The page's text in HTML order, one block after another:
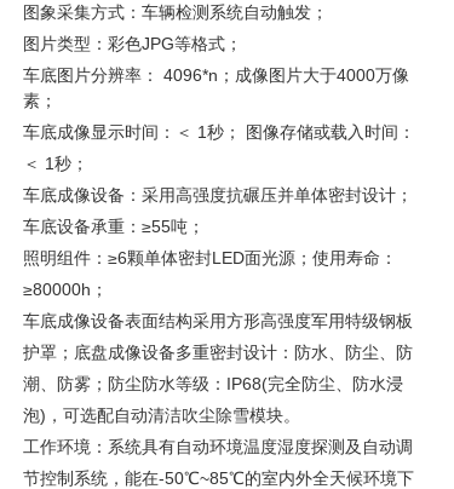
图象采集方式：车辆检测系统自动触发；
图片类型：彩色JPG等格式；
车底图片分辨率： 4096*n；成像图片大于4000万像
素；
车底成像显示时间：＜ 1秒； 图像存储或载入时间：
＜ 1秒；
车底成像设备：采用高强度抗碾压并单体密封设计；
车底设备承重：≥55吨；
照明组件：≥6颗单体密封LED面光源；使用寿命：
≥80000h；
车底成像设备表面结构采用方形高强度军用特级钢板
护罩；底盘成像设备多重密封设计：防水、防尘、防
潮、防雾；防尘防水等级：IP68(完全防尘、防水浸
泡)，可选配自动清洁吹尘除雪模块。
工作环境：系统具有自动环境温度湿度探测及自动调
节控制系统，能在-50℃~85℃的室内外全天候环境下